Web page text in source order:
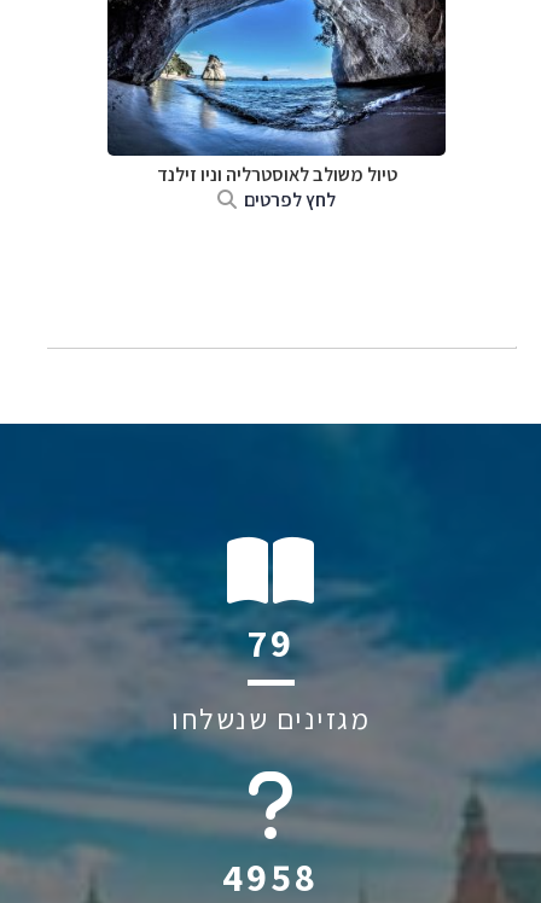
טיול משולב לאוסטרליה וניו זילנד
לחץ לפרטים
128
מגזינים שנשלחו
6045